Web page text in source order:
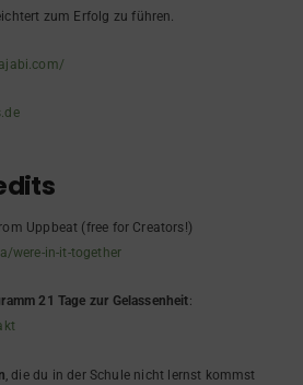
zum Erfolg zu führen.
Uppbeat (free for Creators!)
were-in-it-together
21 Tage zur Gelassenheit:
, die du in der Schule nicht lernst kommst